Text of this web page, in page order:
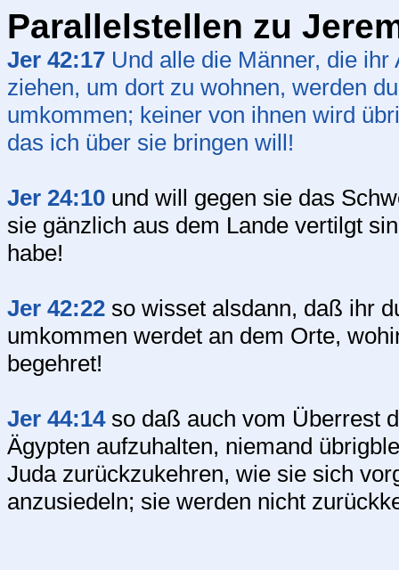
Parallelstellen zu
Jer 42:17 Und alle die Männer, die
ziehen, um dort zu wohnen, werden
umkommen; keiner von ihnen wird
das ich über sie bringen will!
Jer 24:10 und will gegen sie das
sie gänzlich aus dem Lande vertilgt
habe!
Jer 42:22 so wisset alsdann, daß ihr
umkommen werdet an dem Orte,
begehret!
Jer 44:14so daß auch vom Überrest
Ägypten aufzuhalten, niemand
Juda zurückzukehren, wie sie sich
anzusiedeln; sie werden nicht